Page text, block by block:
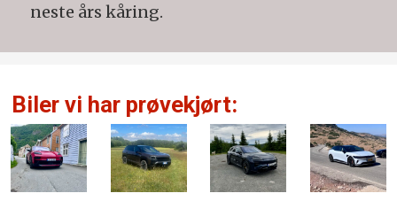
neste års kåring.
Biler vi har prøvekjørt: